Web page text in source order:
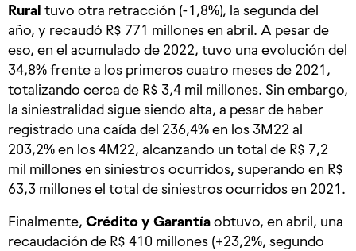
Rural tuvo otra retracción (-1,8%), la segunda del
año, y recaudó R$ 771 millones en abril. A pesar de
eso, en el acumulado de 2022, tuvo una evolución del
34,8% frente a los primeros cuatro meses de 2021,
totalizando cerca de R$ 3,4 mil millones. Sin embargo,
la siniestralidad sigue siendo alta, a pesar de haber
registrado una caída del 236,4% en los 3M22 al
203,2% en los 4M22, alcanzando un total de R$ 7,2
mil millones en siniestros ocurridos, superando en R$
63,3 millones el total de siniestros ocurridos en 2021.
Finalmente, Crédito y Garantíaobtuvo, en abril, una
recaudación de R$ 410 millones (+23,2%, segundo